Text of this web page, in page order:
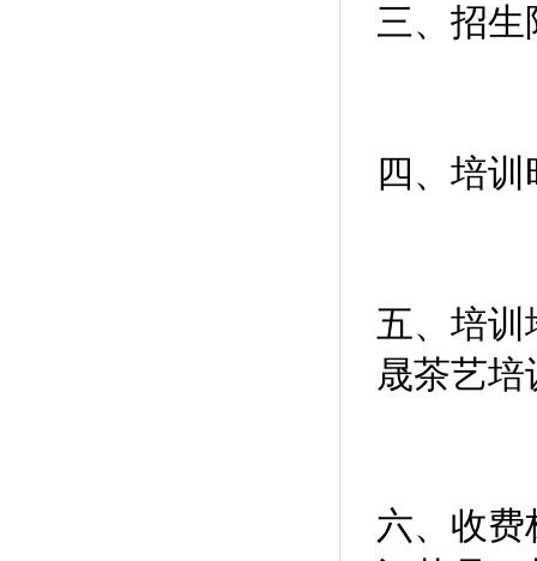
三、招生
四、培
五、培训
晟茶艺
六、收